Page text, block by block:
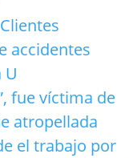
accidentes
U
fue víctima de
atropellada
el trabajo por